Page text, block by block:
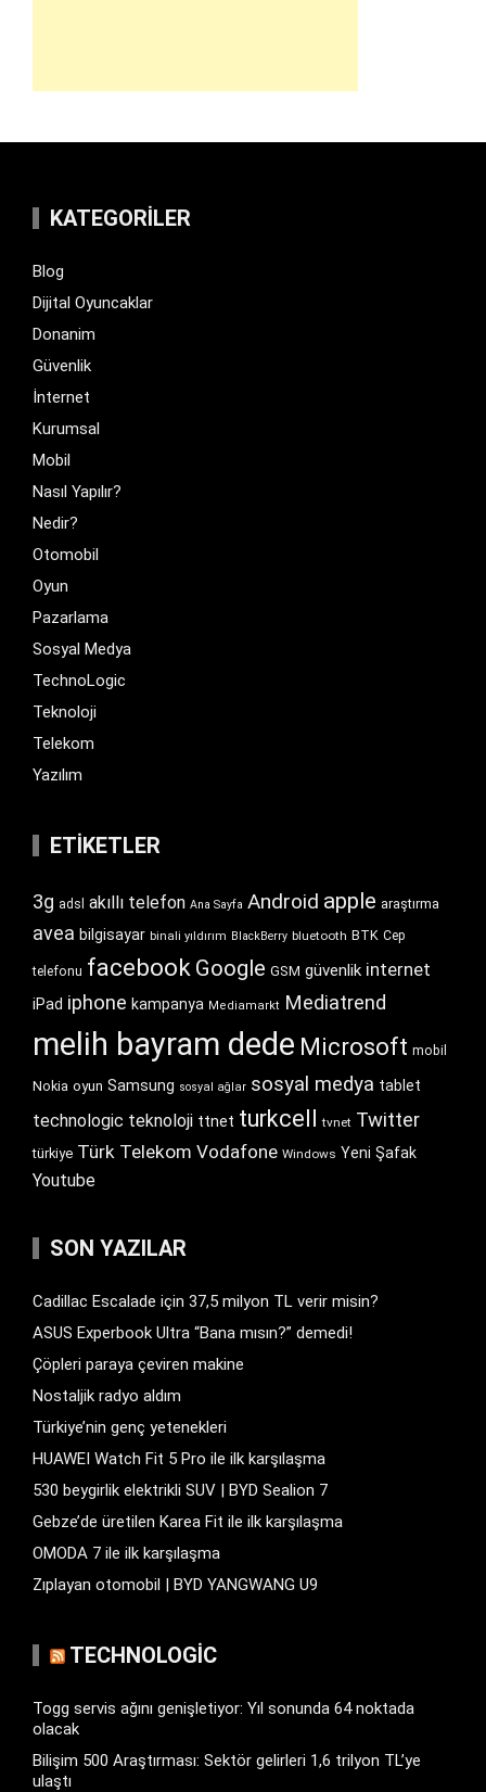
KATEGORILER
Blog
Dijital Oyuncaklar
Donanim
Güvenlik
İnternet
Kurumsal
Mobil
Nasıl Yapılır?
Nedir?
Otomobil
Oyun
Pazarlama
Sosyal Medya
TechnoLogic
Teknoloji
Telekom
Yazılım
ETIKETLER
3g adsl akıllı telefon Ana Sayfa Android apple araştırma
avea bilgisayar binali yıldırım BlackBerry bluetooth BTK Cep
telefonu facebook Google GSM güvenlik internet
iPad iphone kampanya Mediamarkt Mediatrend
melih bayram dede Microsoft mobil
Nokia oyun Samsung sosyal ağlar sosyal medya tablet
technologic teknoloji ttnet turkcell tvnet Twitter
türkiye Türk Telekom Vodafone Windows Yeni Şafak
Youtube
SON YAZILAR
Cadillac Escalade için 37,5 milyon TL verir misin?
ASUS Experbook Ultra “Bana mısın?” demedi!
Çöpleri paraya çeviren makine
Nostaljik radyo aldım
Türkiye’nin genç yetenekleri
HUAWEI Watch Fit 5 Pro ile ilk karşılaşma
530 beygirlik elektrikli SUV | BYD Sealion 7
Gebze’de üretilen Karea Fit ile ilk karşılaşma
OMODA 7 ile ilk karşılaşma
Zıplayan otomobil | BYD YANGWANG U9
TECHNOLOGIC
Togg servis ağını genişletiyor: Yıl sonunda 64 noktada
olacak
Bilişim 500 Araştırması: Sektör gelirleri 1,6 trilyon TL’ye
ulaştı